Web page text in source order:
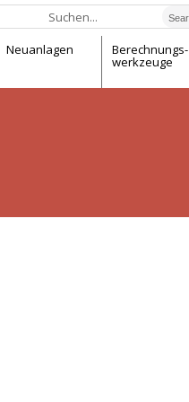
Neuanlagen Berechnungs-
­­werk­zeuge